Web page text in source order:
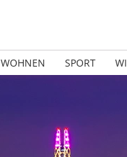
WOHNEN SPORT